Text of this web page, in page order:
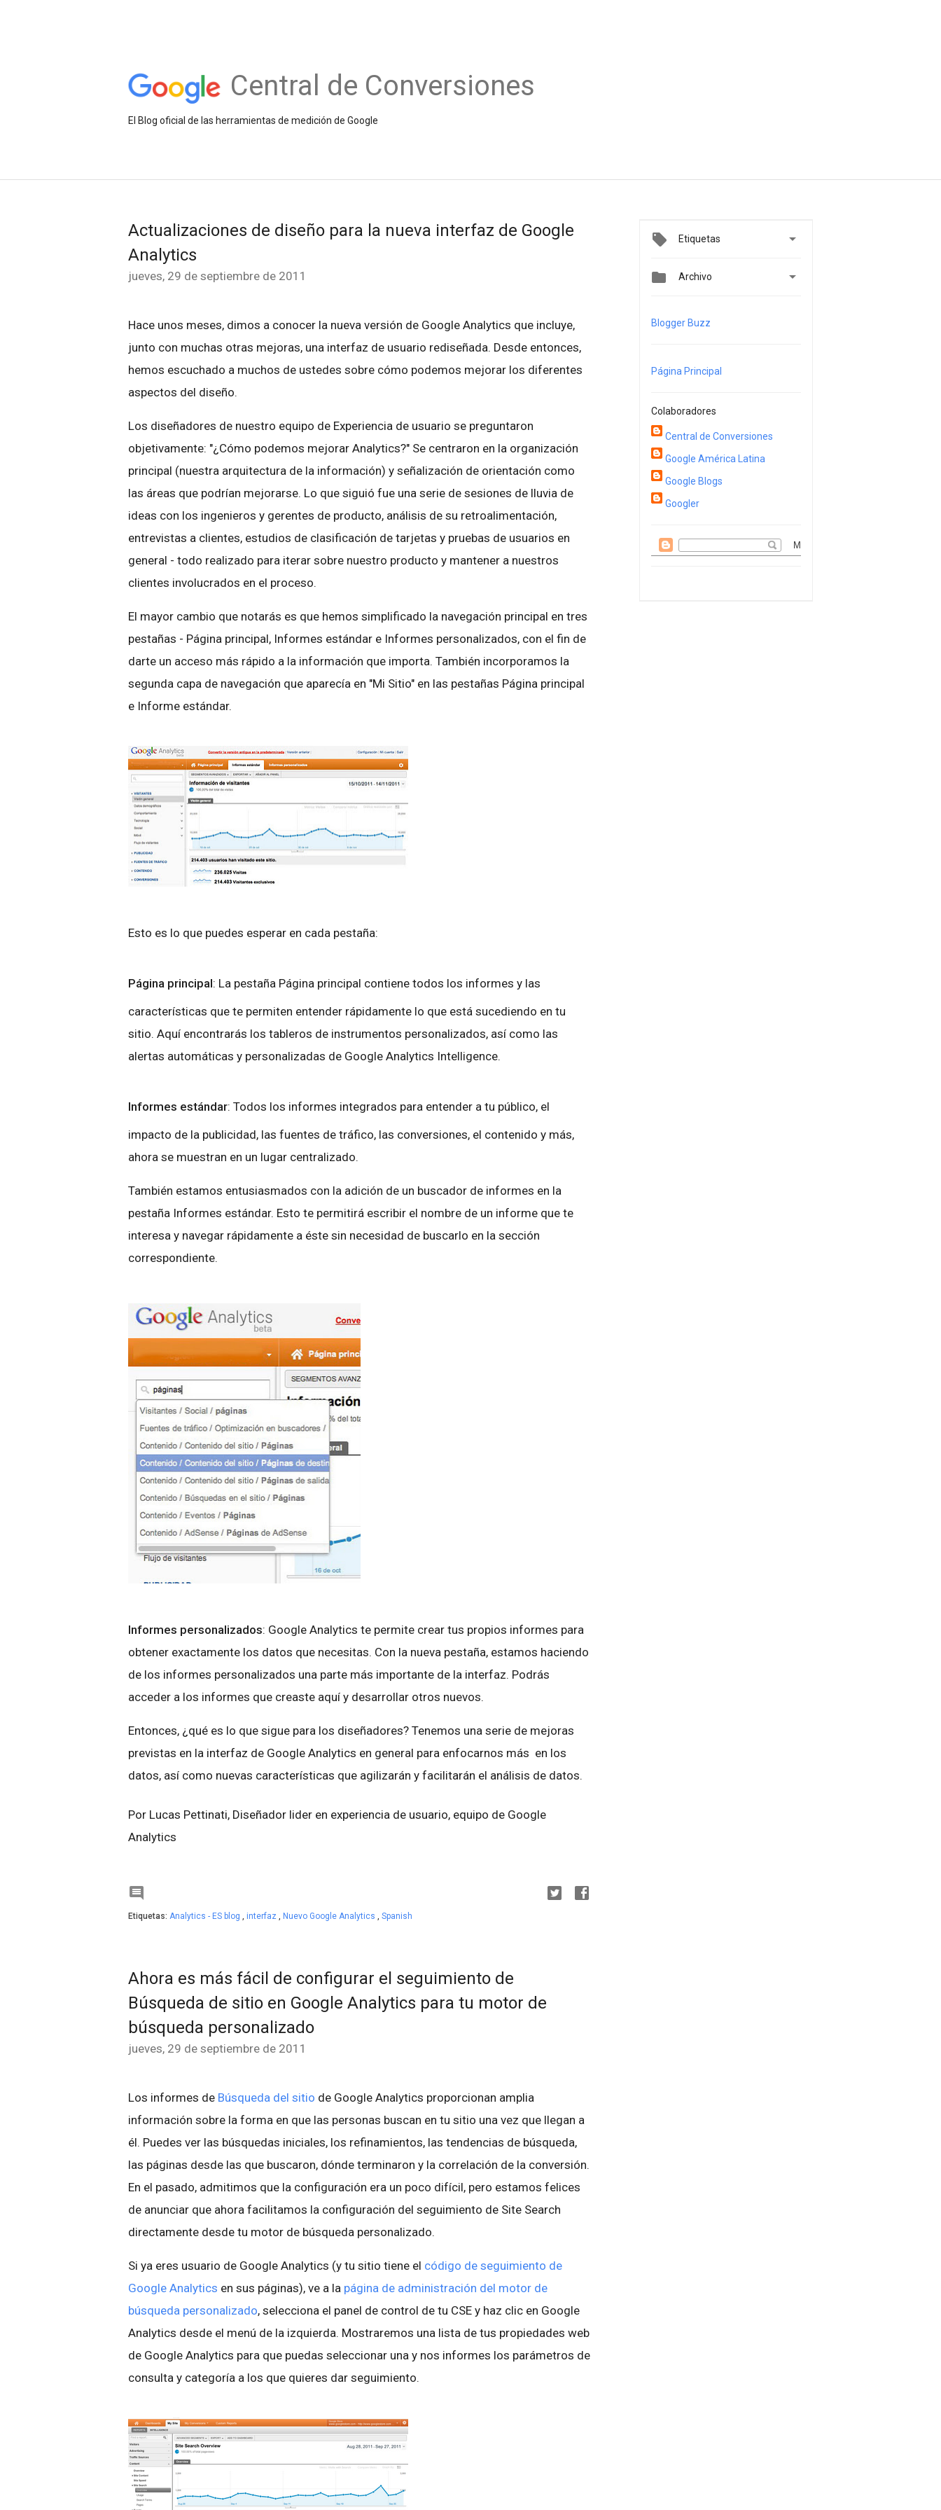
Central de Conversiones
El Blog oficial de las herramientas de medición de Google
Actualizaciones de diseño para la nueva interfaz de Google
Analytics
jueves, 29 de septiembre de 2011
Hace unos meses, dimos a conocer la nueva versión de Google Analytics que incluye,
junto con muchas otras mejoras, una interfaz de usuario rediseñada. Desde entonces,
hemos escuchado a muchos de ustedes sobre cómo podemos mejorar los diferentes
aspectos del diseño.
Los diseñadores de nuestro equipo de Experiencia de usuario se preguntaron
objetivamente: "¿Cómo podemos mejorar Analytics?" Se centraron en la organización
principal (nuestra arquitectura de la información) y señalización de orientación como
las áreas que podrían mejorarse. Lo que siguió fue una serie de sesiones de lluvia de
ideas con los ingenieros y gerentes de producto, análisis de su retroalimentación,
entrevistas a clientes, estudios de clasificación de tarjetas y pruebas de usuarios en
general - todo realizado para iterar sobre nuestro producto y mantener a nuestros
clientes involucrados en el proceso.
El mayor cambio que notarás es que hemos simplificado la navegación principal en tres
pestañas - Página principal, Informes estándar e Informes personalizados, con el fin de
darte un acceso más rápido a la información que importa. También incorporamos la
segunda capa de navegación que aparecía en "Mi Sitio" en las pestañas Página principal
e Informe estándar.
Esto es lo que puedes esperar en cada pestaña:
Página principal: La pestaña Página principal contiene todos los informes y las
características que te permiten entender rápidamente lo que está sucediendo en tu
sitio. Aquí encontrarás los tableros de instrumentos personalizados, así como las
alertas automáticas y personalizadas de Google Analytics Intelligence.
Informes estándar: Todos los informes integrados para entender a tu público, el
impacto de la publicidad, las fuentes de tráfico, las conversiones, el contenido y más,
ahora se muestran en un lugar centralizado.
También estamos entusiasmados con la adición de un buscador de informes en la
pestaña Informes estándar. Esto te permitirá escribir el nombre de un informe que te
interesa y navegar rápidamente a éste sin necesidad de buscarlo en la sección
correspondiente.
Informes personalizados: Google Analytics te permite crear tus propios informes para
obtener exactamente los datos que necesitas. Con la nueva pestaña, estamos haciendo
de los informes personalizados una parte más importante de la interfaz. Podrás
acceder a los informes que creaste aquí y desarrollar otros nuevos.
Entonces, ¿qué es lo que sigue para los diseñadores? Tenemos una serie de mejoras
previstas en la interfaz de Google Analytics en general para enfocarnos más en los
datos, así como nuevas características que agilizarán y facilitarán el análisis de datos.
Por Lucas Pettinati, Diseñador lider en experiencia de usuario, equipo de Google
Analytics

Etiquetas: Analytics - ES blog , interfaz , Nuevo Google Analytics , Spanish
Ahora es más fácil de configurar el seguimiento de
Búsqueda de sitio en Google Analytics para tu motor de
búsqueda personalizado
jueves, 29 de septiembre de 2011
Los informes de Búsqueda del sitio de Google Analytics proporcionan amplia
información sobre la forma en que las personas buscan en tu sitio una vez que llegan a
él. Puedes ver las búsquedas iniciales, los refinamientos, las tendencias de búsqueda,
las páginas desde las que buscaron, dónde terminaron y la correlación de la conversión.
En el pasado, admitimos que la configuración era un poco difícil, pero estamos felices
de anunciar que ahora facilitamos la configuración del seguimiento de Site Search
directamente desde tu motor de búsqueda personalizado.
Si ya eres usuario de Google Analytics (y tu sitio tiene el código de seguimiento de
Google Analytics en sus páginas), ve a la página de administración del motor de
búsqueda personalizado, selecciona el panel de control de tu CSE y haz clic en Google
Analytics desde el menú de la izquierda. Mostraremos una lista de tus propiedades web
de Google Analytics para que puedas seleccionar una y nos informes los parámetros de
consulta y categoría a los que quieres dar seguimiento.
Etiquetas 
 Archivo 
Blogger Buzz
Página Principal
Colaboradores
Central de Conversiones
Google América Latina
Google Blogs
Googler